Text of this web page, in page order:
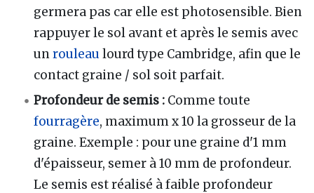
germera pas car elle est photosensible. Bien
rappuyer le sol avant et après le semis avec
unrouleau lourd type Cambridge, afin que le
contact graine / sol soit parfait.
Profondeur de semis : Comme toute
fourragère, maximum x 10 la grosseur de la
graine. Exemple : pour une graine d'1 mm
d'épaisseur, semer à 10 mm de profondeur.
Le semis est réalisé à faible profondeur